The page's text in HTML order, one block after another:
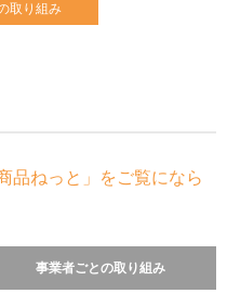
取り組み
品ねっと」をご覧になら
事業者ごとの取り組み